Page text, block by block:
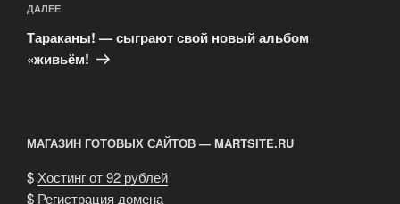
Следующая
запись
ДАЛЕЕ
Тараканы! — сыграют свой новый альбом
«живьём!
МАГАЗИН ГОТОВЫХ САЙТОВ — MARTSITE.RU
$Хостинг от 92 рублей
$ Регистрация домена